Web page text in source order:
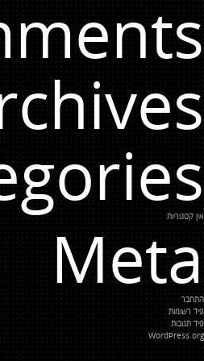
אין קטגוריות
Meta
התחבר
פיד רשומות
פיד תגובות
WordPress.org